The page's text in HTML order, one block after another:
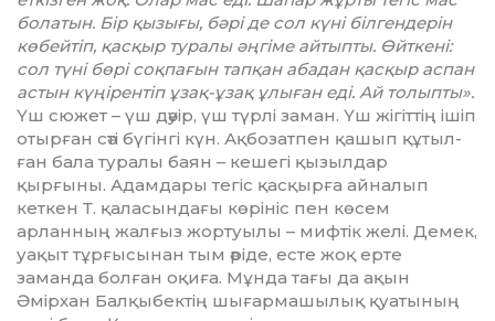
болатын. Бір қызығы, бәрі де сол күні білгендерін
көбейтіп, қасқыр туралы әңгіме айтыпты. Өйткені:
сол түні бөрі соқпағын тапқан абадан қасқыр аспан
астын күңірентіп ұзақ-ұзақ ұлыған еді. Ай толыпты».
Үш сюжет – үш дәуір, үш түрлі заман. Үш жігіттің ішіп
отырған сәті бүгінгі күн. Ақбозатпен қашып құ­тыл­
ған бала туралы баян – кешегі қызыл­дар
қырғыны. Адамдары тегіс қасқырға айналып
кеткен Т. қаласындағы көрініс пен көсем
арланның жалғыз жортуылы – мифтік желі. Демек,
уақыт тұрғысынан тым әріде, есте жоқ ерте
заманда болған оқиға. Мұнда тағы да ақын
Әмірхан Бал­қыбектің шығармашылық қуатының